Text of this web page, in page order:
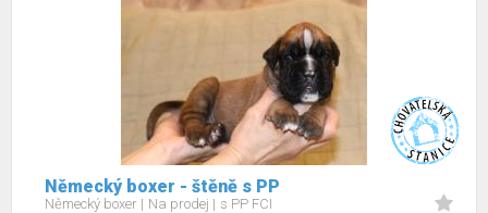
Německý boxer - štěně s PP
Německý boxer Na prodej s PP FCI